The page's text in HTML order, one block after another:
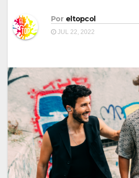
Por eltopcol
JUL 22, 2022